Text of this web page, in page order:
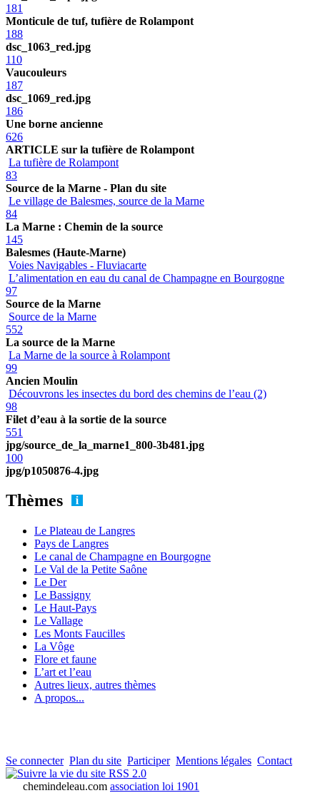
181
Monticule de tuf, tufière de Rolampont
188
dsc_1063_red.jpg
110
Vaucouleurs
187
dsc_1069_red.jpg
186
Une borne ancienne
626
ARTICLE sur la tufière de Rolampont
La tufière de Rolampont
83
Source de la Marne - Plan du site
Le village de Balesmes, source de la Marne
84
La Marne : Chemin de la source
145
Balesmes (Haute-Marne)
Voies Navigables - Fluviacarte
L’alimentation en eau du canal de Champagne en Bourgogne
97
Source de la Marne
Source de la Marne
552
La source de la Marne
La Marne de la source à Rolampont
99
Ancien Moulin
Découvrons les insectes du bord des chemins de l’eau (2)
98
Filet d’eau à la sortie de la source
551
jpg/source_de_la_marne1_800-3b481.jpg
100
jpg/p1050876-4.jpg
Thèmes
Le Plateau de Langres
Pays de Langres
Le canal de Champagne en Bourgogne
Le Val de la Petite Saône
Le Der
Le Bassigny
Le Haut-Pays
Le Vallage
Les Monts Faucilles
La Vôge
Flore et faune
L’art et l’eau
Autres lieux, autres thèmes
A propos...
Se connecter Plan du site Participer Mentions légales Contact
RSS 2.0
chemindeleau.com association loi 1901